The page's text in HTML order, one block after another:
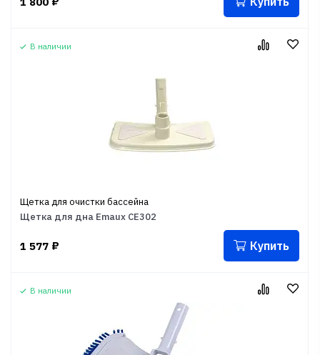
В наличии
Щетка для очистки бассейна
Щетка для дна Emaux CE302
1 577 ₽ Купить
В наличии